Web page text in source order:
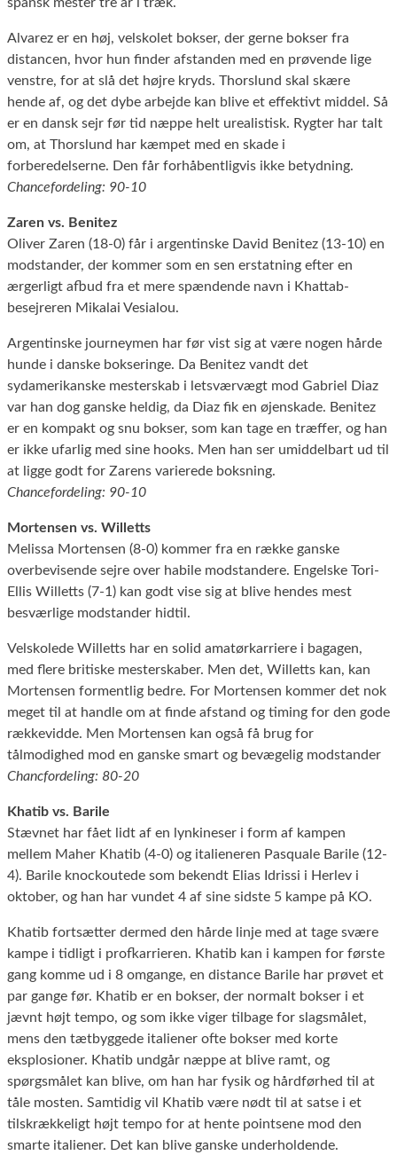
Alvarez er en høj, velskolet bokser, der gerne bokser fra
distancen, hvor hun finder afstanden med en prøvende lige
venstre, for at slå det højre kryds. Thorslund skal skære
hende af, og det dybe arbejde kan blive et effektivt middel. Så
er en dansk sejr før tid næppe helt urealistisk. Rygter har talt
om, at Thorslund har kæmpet med en skade i
forberedelserne. Den får forhåbentligvis ikke betydning.
Chancefordeling: 90-10
Zaren vs. Benitez
Oliver Zaren (18-0) får i argentinske David Benitez (13-10) en
modstander, der kommer som en sen erstatning efter en
ærgerligt afbud fra et mere spændende navn i Khattab-
besejreren Mikalai Vesialou.
Argentinske journeymen har før vist sig at være nogen hårde
hunde i danske bokseringe. Da Benitez vandt det
sydamerikanske mesterskab i letsværvægt mod Gabriel Diaz
var han dog ganske heldig, da Diaz fik en øjenskade. Benitez
er en kompakt og snu bokser, som kan tage en træffer, og han
er ikke ufarlig med sine hooks. Men han ser umiddelbart ud til
at ligge godt for Zarens varierede boksning.
Chancefordeling: 90-10
Mortensen vs. Willetts
Melissa Mortensen (8-0) kommer fra en række ganske
overbevisende sejre over habile modstandere. Engelske Tori-
Ellis Willetts (7-1) kan godt vise sig at blive hendes mest
besværlige modstander hidtil.
Velskolede Willetts har en solid amatørkarriere i bagagen,
med flere britiske mesterskaber. Men det, Willetts kan, kan
Mortensen formentlig bedre. For Mortensen kommer det nok
meget til at handle om at finde afstand og timing for den gode
rækkevidde. Men Mortensen kan også få brug for
tålmodighed mod en ganske smart og bevægelig modstander
Chancfordeling: 80-20
Khatib vs. Barile
Stævnet har fået lidt af en lynkineser i form af kampen
mellem Maher Khatib (4-0) og italieneren Pasquale Barile (12-
4). Barile knockoutede som bekendt Elias Idrissi i Herlev i
oktober, og han har vundet 4 af sine sidste 5 kampe på KO.
Khatib fortsætter dermed den hårde linje med at tage svære
kampe i tidligt i profkarrieren. Khatib kan i kampen for første
gang komme ud i 8 omgange, en distance Barile har prøvet et
par gange før. Khatib er en bokser, der normalt bokser i et
jævnt højt tempo, og som ikke viger tilbage for slagsmålet,
mens den tætbyggede italiener ofte bokser med korte
eksplosioner. Khatib undgår næppe at blive ramt, og
spørgsmålet kan blive, om han har fysik og hårdførhed til at
tåle mosten. Samtidig vil Khatib være nødt til at satse i et
tilskrækkeligt højt tempo for at hente pointsene mod den
smarte italiener. Det kan blive ganske underholdende.